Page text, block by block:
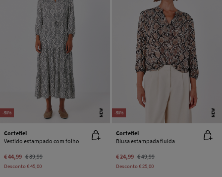
-50% NEW
Cortefiel
Vestido estampado com folho
€ 44,99 € 89,99
Desconto€ 45,00
-50% NEW
Cortefiel
Blusa estampada fluida
€ 24,99 € 49,99
Desconto€ 25,00